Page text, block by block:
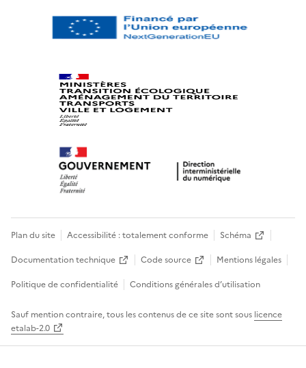
Plan du site Accessibilité : totalement conforme
Schéma
Documentation technique
Code source
Mentions légales
Politique de confidentialité
Conditions générales d’utilisation
Sauf mention contraire, tous les contenus de ce site sont sous licence
etalab-2.0